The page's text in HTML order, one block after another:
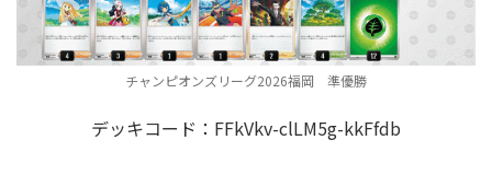
チャンピオンズリーグ2026福岡 準優勝
デッキコード：FFkVkv-clLM5g-kkFfdb